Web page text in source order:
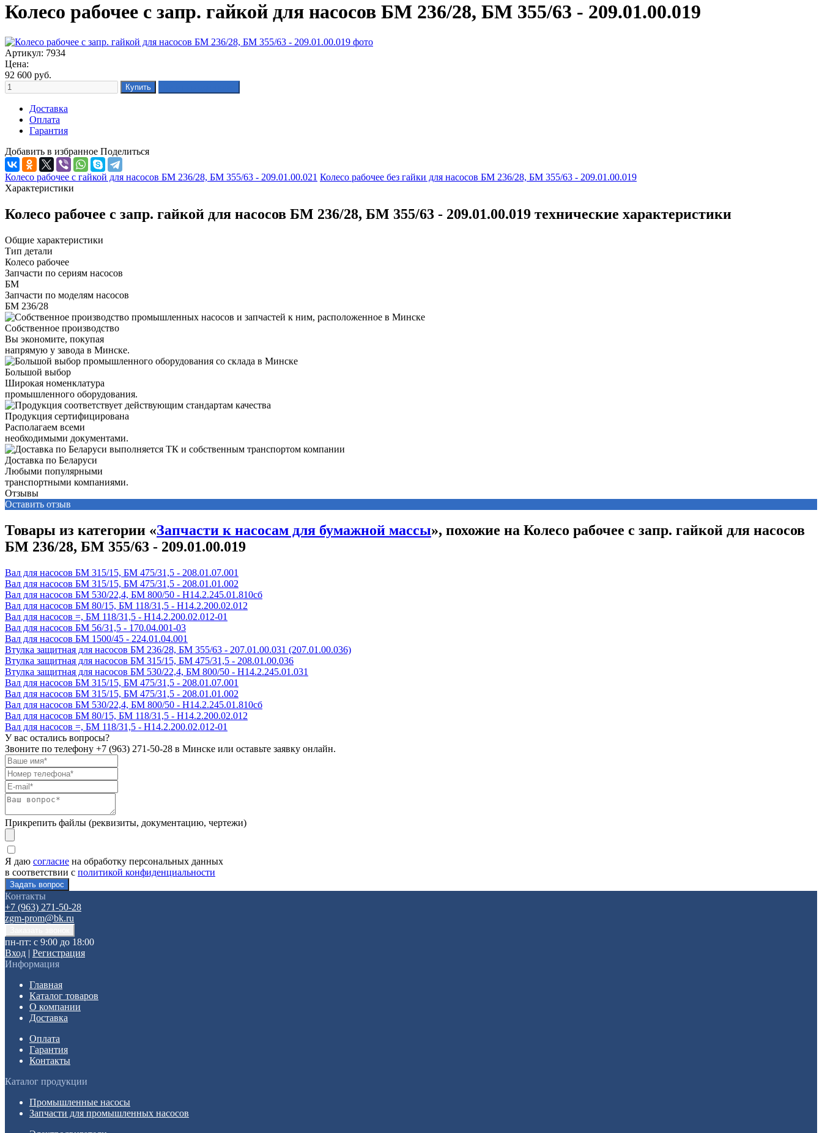
Колесо рабочее с запр. гайкой для насосов БМ 236/28, БМ 355/63 - 209.01.00.019
Артикул: 7934
Цена:
92 600 руб.
Доставка
Оплата
Гарантия
Добавить в избранное Поделиться
Колесо рабочее с гайкой для насосов БМ 236/28, БМ 355/63 - 209.01.00.021 Колесо рабочее без гайки для насосов БМ 236/28, БМ 355/63 - 209.01.00.019
Характеристики
Колесо рабочее с запр. гайкой для насосов БМ 236/28, БМ 355/63 - 209.01.00.019 технические характеристики
Общие характеристики
Тип детали
Колесо рабочее
Запчасти по сериям насосов
БМ
Запчасти по моделям насосов
БМ 236/28
Собственное производство
Вы экономите, покупая
напрямую у завода в Минске.
Большой выбор
Широкая номенклатура
промышленного оборудования.
Продукция сертифицирована
Располагаем всеми
необходимыми документами.
Доставка по Беларуси
Любыми популярными
транспортными компаниями.
Отзывы
Оставить отзыв
Товары из категории «Запчасти к насосам для бумажной массы», похожие на Колесо рабочее с запр. гайкой для насосов
БМ 236/28, БМ 355/63 - 209.01.00.019
Вал для насосов БМ 315/15, БМ 475/31,5 - 208.01.07.001
Вал для насосов БМ 315/15, БМ 475/31,5 - 208.01.01.002
Вал для насосов БМ 530/22,4, БМ 800/50 - Н14.2.245.01.810сб
Вал для насосов БМ 80/15, БМ 118/31,5 - Н14.2.200.02.012
Вал для насосов =, БМ 118/31,5 - Н14.2.200.02.012-01
Вал для насосов БМ 56/31,5 - 170.04.001-03
Вал для насосов БМ 1500/45 - 224.01.04.001
Втулка защитная для насосов БМ 236/28, БМ 355/63 - 207.01.00.031 (207.01.00.036)
Втулка защитная для насосов БМ 315/15, БМ 475/31,5 - 208.01.00.036
Втулка защитная для насосов БМ 530/22,4, БМ 800/50 - Н14.2.245.01.031
Вал для насосов БМ 315/15, БМ 475/31,5 - 208.01.07.001
Вал для насосов БМ 315/15, БМ 475/31,5 - 208.01.01.002
Вал для насосов БМ 530/22,4, БМ 800/50 - Н14.2.245.01.810сб
Вал для насосов БМ 80/15, БМ 118/31,5 - Н14.2.200.02.012
Вал для насосов =, БМ 118/31,5 - Н14.2.200.02.012-01
У вас остались вопросы?
Звоните по телефону +7 (963) 271-50-28 в Минске или оставьте заявку онлайн.
Прикрепить файлы (реквизиты, документацию, чертежи)
Я даю согласие на обработку персональных данных
в соответствии с политикой конфиденциальности
Контакты
+7 (963) 271-50-28
zgm-prom@bk.ru
пн-пт: с 9:00 до 18:00
Вход | Регистрация
Информация
Главная
Каталог товаров
О компании
Доставка
Оплата
Гарантия
Контакты
Каталог продукции
Промышленные насосы
Запчасти для промышленных насосов